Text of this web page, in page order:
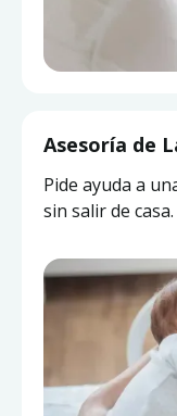
Asesoría de
Pide ayuda a
sin salir de casa.